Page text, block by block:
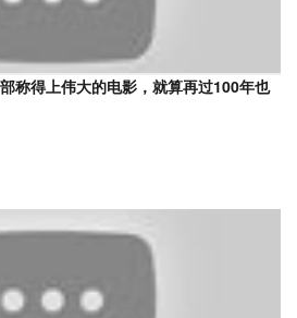
称得上伟大的电影，就算再过100年也